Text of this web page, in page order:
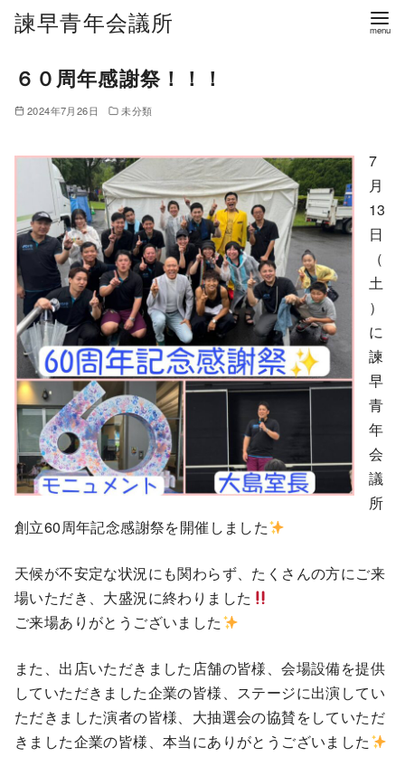
諫早青年会議所
６０周年感謝祭！！！
2024年7月26日 未分類
7
月
13
日
（
土
）
に
諫
早
青
年
会
議
所
創立60周年記念感謝祭を開催しました
天候が不安定な状況にも関わらず、たくさんの方にご来
場いただき、大盛況に終わりました
ご来場ありがとうございました
また、出店いただきました店舗の皆様、会場設備を提供
していただきました企業の皆様、ステージに出演してい
ただきました演者の皆様、大抽選会の協賛をしていただ
きました企業の皆様、本当にありがとうございました